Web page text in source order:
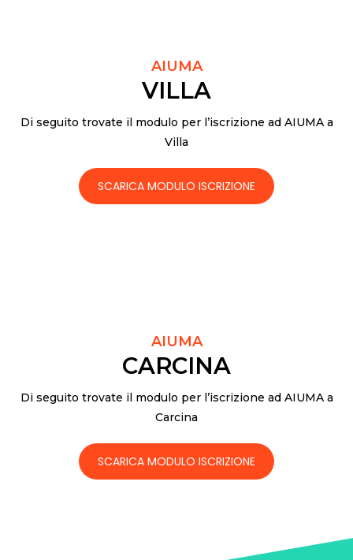
AIUMA
VILLA
Di seguito trovate il modulo per l’iscrizione ad AIUMA a
Villa
SCARICA MODULO ISCRIZIONE
AIUMA
CARCINA
Di seguito trovate il modulo per l’iscrizione ad AIUMA a
Carcina
SCARICA MODULO ISCRIZIONE